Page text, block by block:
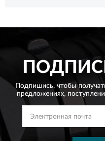
Подпишись, чтобы
предложениях,